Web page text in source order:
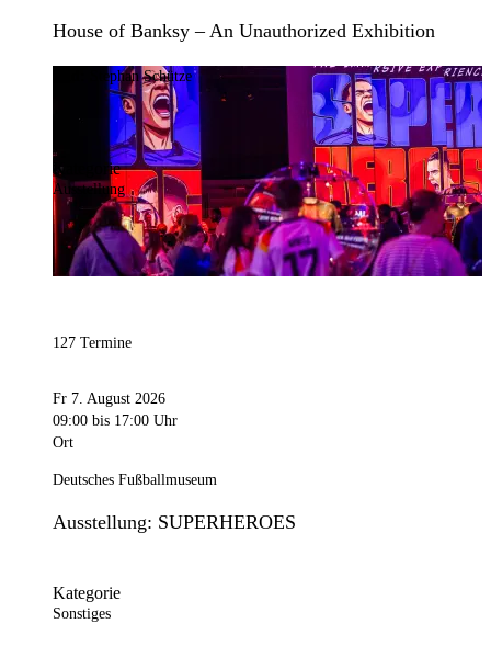
House of Banksy – An Unauthorized Exhibition
Stephan Schütze
Kategorie
Ausstellung
127 Termine
Fr 7. August 2026
09:00 bis 17:00 Uhr
Ort
Deutsches Fußballmuseum
Ausstellung: SUPERHEROES
Kategorie
Sonstiges